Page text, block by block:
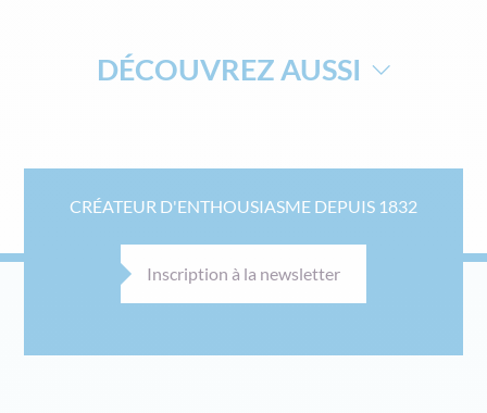
DÉCOUVREZ AUSSI
CRÉATEUR D'ENTHOUSIASME DEPUIS 1832
Inscription à la newsletter